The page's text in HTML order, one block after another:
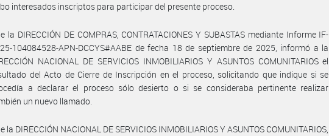
interesados inscriptos para participar del presente proceso.
la DIRECCIÓN DE COMPRAS, CONTRATACIONES Y SUBASTAS mediante Informe IF-
104084528-APN-DCCYS#AABE de fecha 18 de septiembre de 2025, informó a la
NACIONAL DE SERVICIOS INMOBILIARIOS Y ASUNTOS COMUNITARIOS el
del Acto de Cierre de Inscripción en el proceso, solicitando que indique si se
a declarar el proceso sólo desierto o si se consideraba pertinente realizar
un nuevo llamado.
la DIRECCIÓN NACIONAL DE SERVICIOS INMOBILIARIOS Y ASUNTOS COMUNITARIOS,